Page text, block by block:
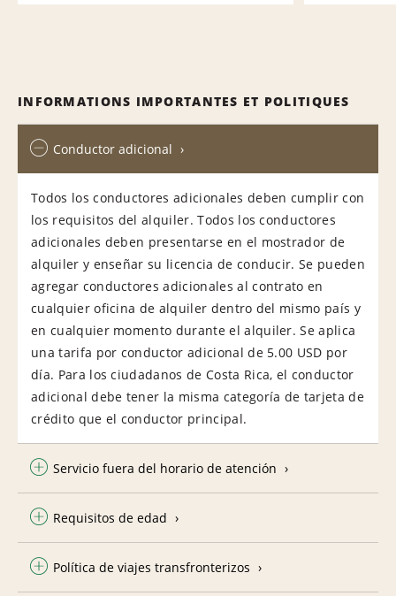
INFORMATIONS IMPORTANTES ET POLITIQUES
Conductor adicional
Todos los conductores adicionales deben cumplir con
los requisitos del alquiler. Todos los conductores
adicionales deben presentarse en el mostrador de
alquiler y enseñar su licencia de conducir. Se pueden
agregar conductores adicionales al contrato en
cualquier oficina de alquiler dentro del mismo país y
en cualquier momento durante el alquiler. Se aplica
una tarifa por conductor adicional de 5.00 USD por
día. Para los ciudadanos de Costa Rica, el conductor
adicional debe tener la misma categoría de tarjeta de
crédito que el conductor principal.
Servicio fuera del horario de atención
Requisitos de edad
Política de viajes transfronterizos